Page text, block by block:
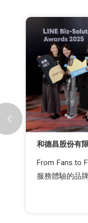
和德昌股份有
From Fans to
服務體驗的品